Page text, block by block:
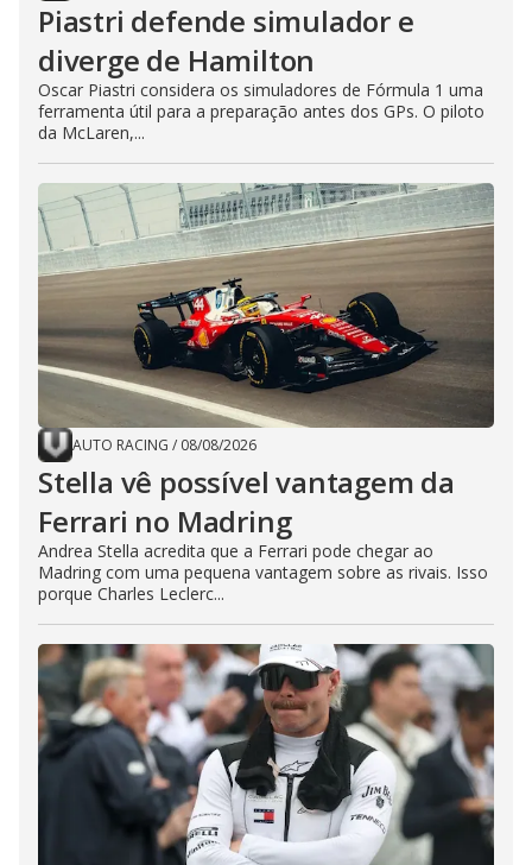
Piastri defende simulador e
diverge de Hamilton
Oscar Piastri considera os simuladores de Fórmula 1 uma
ferramenta útil para a preparação antes dos GPs. O piloto
da McLaren,...
AUTO RACING / 08/08/2026
Stella vê possível vantagem da
Ferrari no Madring
Andrea Stella acredita que a Ferrari pode chegar ao
Madring com uma pequena vantagem sobre as rivais. Isso
porque Charles Leclerc...